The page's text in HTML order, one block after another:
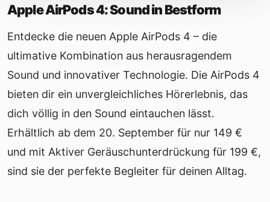
Apple AirPods 4: Sound in Bestform
Entdecke die neuen Apple AirPods 4 – die
ultimative Kombination aus herausragendem
Sound und innovativer Technologie. Die AirPods 4
bieten dir ein unvergleichliches Hörerlebnis, das
dich völlig in den Sound eintauchen lässt.
Erhältlich ab dem 20. September für nur 149 €
und mit Aktiver Geräuschunterdrückung für 199 €,
sind sie der perfekte Begleiter für deinen Alltag.